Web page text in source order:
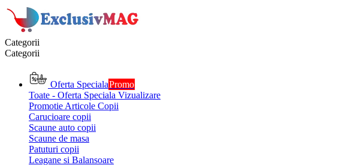
Categorii
Categorii
Oferta SpecialaPromo
Toate - Oferta Speciala Vizualizare
Promotie Articole Copii
Carucioare copii
Scaune auto copii
Scaune de masa
Patuturi copii
Leagane si Balansoare